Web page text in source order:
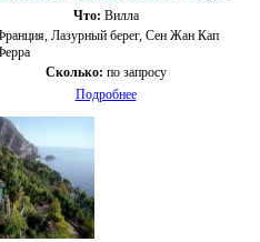
Что: Вилла
Лазурный берег, Сен Жан Кап
Сколько: по запросу
Подробнее